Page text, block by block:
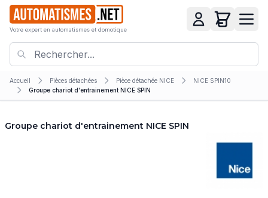
Votre expert en automatismes et domotique
Accueil Pièces détachées Pièce détachée NICE
NICE SPIN10
Groupe chariot d'entrainement NICE SPIN
Groupe chariot d'entrainement NICE SPIN